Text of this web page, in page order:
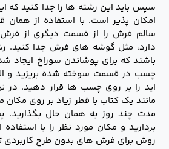
سپس باید این رشته ها را جدا کنید که
امکان پذیر است. با استفاده از
سالم فرش را از قسمت دیگری از فرش
دارد، مثل گوشه های فرش جدا کنید.
باشند که برای پوشاندن سوراخ ایجاد
چسب در قسمت سوخته شده بریزید و
اید را بر روی چسب ها قرار دهید.
مانند یک کتاب با قطر زیاد بر روی مکان
مدت چند روز به همان حال بگذارید.
بردارید و مکان مورد نظر را با
روش برای فرش های بدون طرح کاربردی